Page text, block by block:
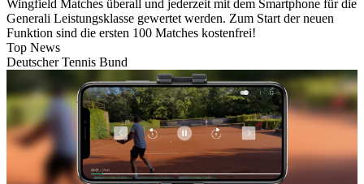
Wingfield Matches überall und jederzeit mit dem Smartphone für die
Generali Leistungsklasse gewertet werden. Zum Start der neuen
Funktion sind die ersten 100 Matches kostenfrei!
Top News
Deutscher Tennis Bund